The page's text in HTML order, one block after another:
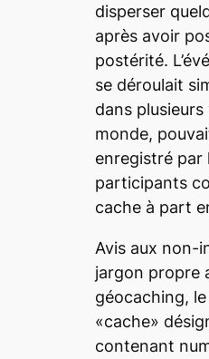
disperser
après avoir
postérité.
se déroulait
dans plusieurs
monde,
enregistré par
participants
cache à part
Avis aux non-
jargon propre
géocaching,
«cache»
contenant